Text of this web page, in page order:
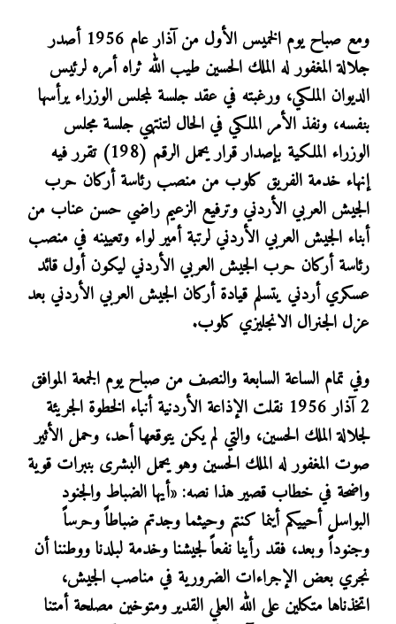
ومع صباح يوم الخميس الأول من آذار عام 1956 أصدر
جلالة المغفور له الملك الحسين طيب الله ثراه أمره لرئيس
الديوان الملكي، ورغبته في عقد جلسة لمجلس الوزراء يرأسها
بنفسه، ونفذ الأمر الملكي في الحال لتنتهي جلسة مجلس
الوزراء الملكية بإصدار قرار يحمل الرقم (198) تقرر فيه
إنهاء خدمة الفريق كلوب من منصب رئاسة أركان حرب
الجيش العربي الأردني وترفيع الزعيم راضي حسن عناب من
أبناء الجيش العربي الأردني لرتبة أمير لواء وتعيينه في منصب
رئاسة أركان حرب الجيش العربي الأردني ليكون أول قائد
عسكري أردني يتسلم قيادة أركان الجيش العربي الأردني بعد
عزل الجنرال الانجليزي كلوب.
وفي تمام الساعة السابعة والنصف من صباح يوم الجمعة الموافق
2 آذار 1956 نقلت الإذاعة الأردنية أنباء الخطوة الجريئة
لجلالة الملك الحسين، والتي لم يكن يتوقعها أحد، وحمل الأثير
صوت المغفور له الملك الحسين وهو يحمل البشرى بنبرات قوية
واضحة في خطاب قصير هذا نصه: «أيها الضباط والجنود
البواسل أحييكم أينما كنتم وحيثما وجدتم ضباطاً وحرساً
وجنوداً وبعد، فقد رأينا نفعاً لجيشنا وخدمة لبلدنا ووطننا أن
نجري بعض الإجراءات الضرورية في مناصب الجيش،
اتخذناها متكلين على الله العلي القدير ومتوخين مصلحة أمتنا